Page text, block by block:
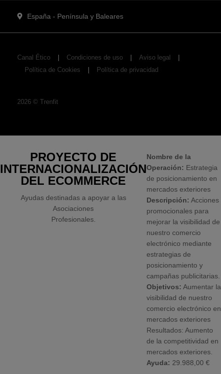
España - Península y Baleares
Canal Ético Condiciones de uso
Aviso legal
Política de Cookies
Política de privacidad
2026 © Trenfit
PROYECTO DE
INTERNACIONALIZACIÓN
DEL ECOMMERCE
Ayudas destinadas a apoyar a las
Asociaciones
Profesionales.
Nombre de la
Operación: Estrategia
de posicionamiento en
mercados exteriores
Descripción: Acciones
promocionales para
mejorar la visibilidad de
nuestro comercio
electrónico mediante
estrategias de
posicionamiento y
campañas publicitarias.
Objetivos: Aumentar la
visibilidad de nuestro
comercio electrónico en
mercados exteriores
Resultados: Aumento
de la competitividad en
mercados exteriores.
Ayuda: 29.988,00 €